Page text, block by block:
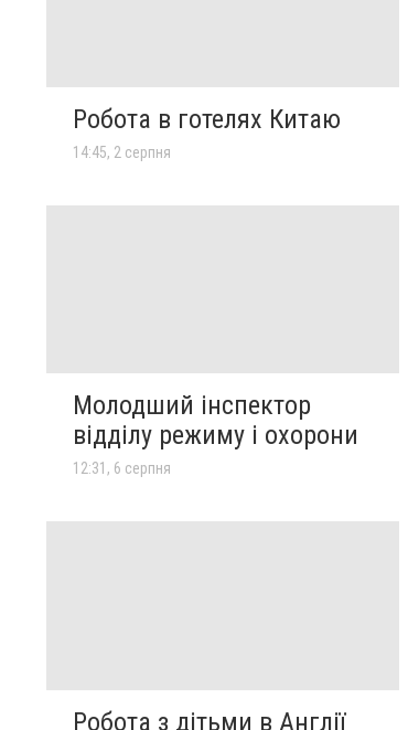
Робота в готелях Китаю
14:45, 2 серпня
Молодший інспектор
відділу режиму і охорони
12:31, 6 серпня
Робота з дітьми в Англії